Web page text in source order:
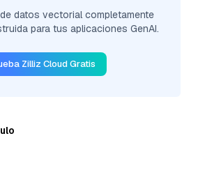
datos vectorial completamente
para tus aplicaciones GenAI.
Zilliz Cloud Gratis